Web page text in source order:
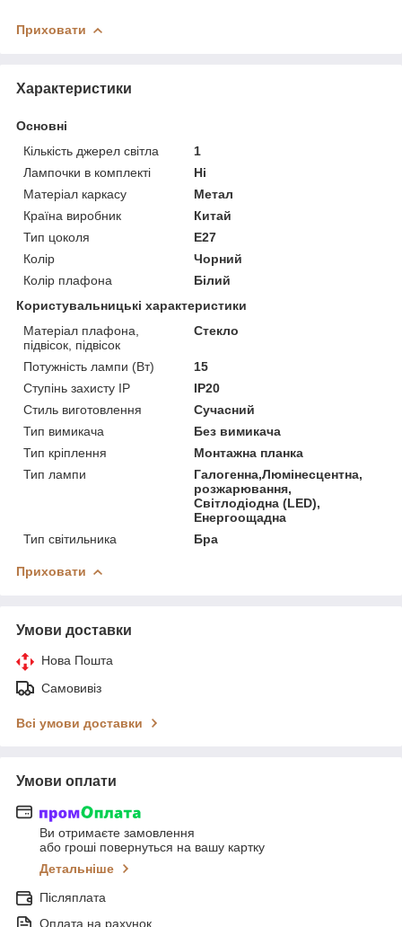
Приховати
Характеристики
Основні
Кількість джерел світла
1
Лампочки в комплекті
Ні
Матеріал каркасу
Метал
Країна виробник
Китай
Тип цоколя
E27
Колір
Чорний
Колір плафона
Білий
Користувальницькі характеристики
Матеріал плафона,
підвісок, підвісок
Стекло
Потужність лампи (Вт)
15
Ступінь захисту IP
IP20
Стиль виготовлення
Сучасний
Тип вимикача
Без вимикача
Тип кріплення
Монтажна планка
Тип лампи
Галогенна,Люмінесцентна,
розжарювання,
Світлодіодна (LED),
Енергоощадна
Тип світильника
Бра
Приховати
Умови доставки
Нова Пошта
Самовивіз
Всі умови доставки
Умови оплати
Ви отримаєте замовлення
або гроші повернуться на вашу картку
Детальніше
Післяплата
Оплата на рахунок